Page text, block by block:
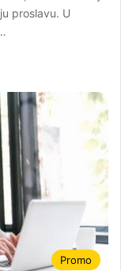
proslavu. U
Promo